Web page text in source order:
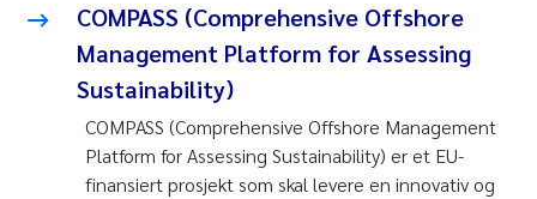
COMPASS (Comprehensive Offshore
Management Platform for Assessing
Sustainability)
COMPASS (Comprehensive Offshore Management
Platform for Assessing Sustainability) er et EU-
finansiert prosjekt som skal levere en innovativ og